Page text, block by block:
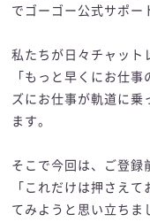
でゴーゴー公式サポー
私たちが日々チャット
「もっと早くにお仕
ズにお仕事が軌道に
ます。
そこで今回は、ご登録
「これだけは押さえ
てみようと思い立ちま